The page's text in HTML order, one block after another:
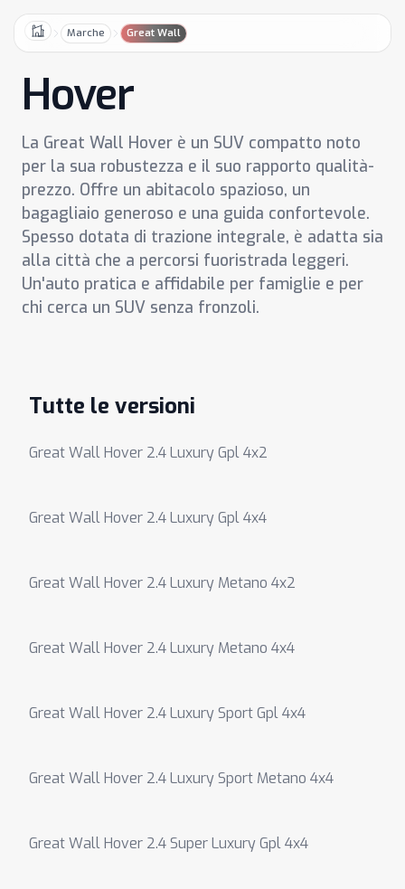
HomeMarche Great Wall
Hover
La Great Wall Hover è un SUV compatto noto
per la sua robustezza e il suo rapporto qualità-
prezzo. Offre un abitacolo spazioso, un
bagagliaio generoso e una guida confortevole.
Spesso dotata di trazione integrale, è adatta sia
alla città che a percorsi fuoristrada leggeri.
Un'auto pratica e affidabile per famiglie e per
chi cerca un SUV senza fronzoli.
Tutte le versioni
Great Wall Hover 2.4 Luxury Gpl 4x2
Great Wall Hover 2.4 Luxury Gpl 4x4
Great Wall Hover 2.4 Luxury Metano 4x2
Great Wall Hover 2.4 Luxury Metano 4x4
Great Wall Hover 2.4 Luxury Sport Gpl 4x4
Great Wall Hover 2.4 Luxury Sport Metano 4x4
Great Wall Hover 2.4 Super Luxury Gpl 4x4